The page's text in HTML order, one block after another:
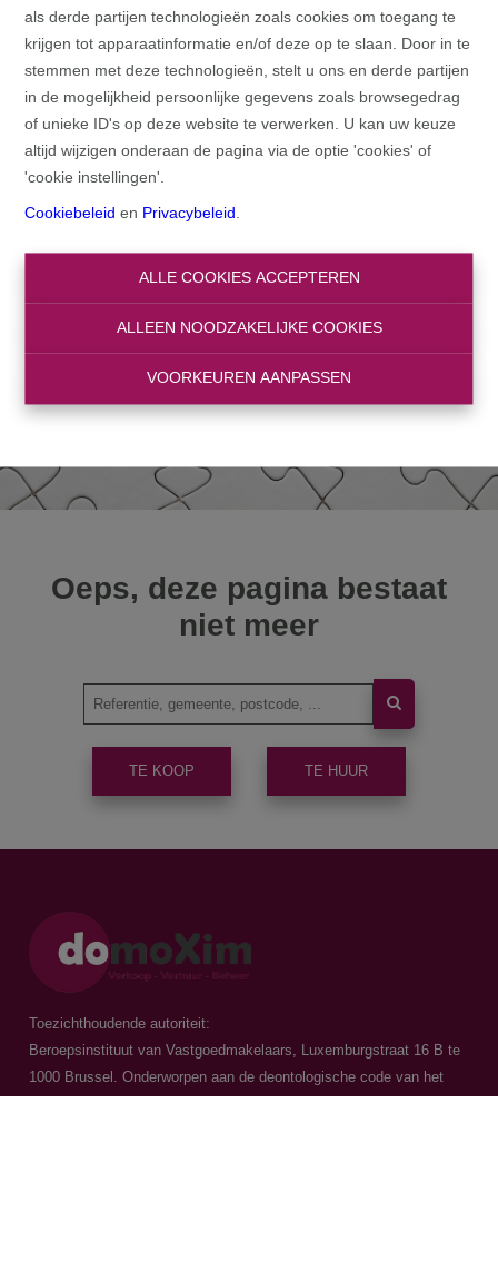
als derde partijen technologieën zoals cookies om toegang te
krijgen tot apparaatinformatie en/of deze op te slaan. Door in te
stemmen met deze technologieën, stelt u ons en derde partijen
in de mogelijkheid persoonlijke gegevens zoals browsegedrag
of unieke ID's op deze website te verwerken. U kan uw keuze
altijd wijzigen onderaan de pagina via de optie 'cookies' of
'cookie instellingen'.
Cookiebeleid en Privacybeleid
ALLE COOKIES ACCEPTEREN
ALLEEN NOODZAKELIJKE COOKIES
VOORKEUREN AANPASSEN
HOME
HOME
Oeps, deze pagina bestaat
niet meer
TE KOOP TE HUUR
Toezichthoudende autoriteit:
Beroepsinstituut van Vastgoedmakelaars, Luxemburgstraat 16 B te
1000 Brussel. Onderworpen aan de deontologische code van het